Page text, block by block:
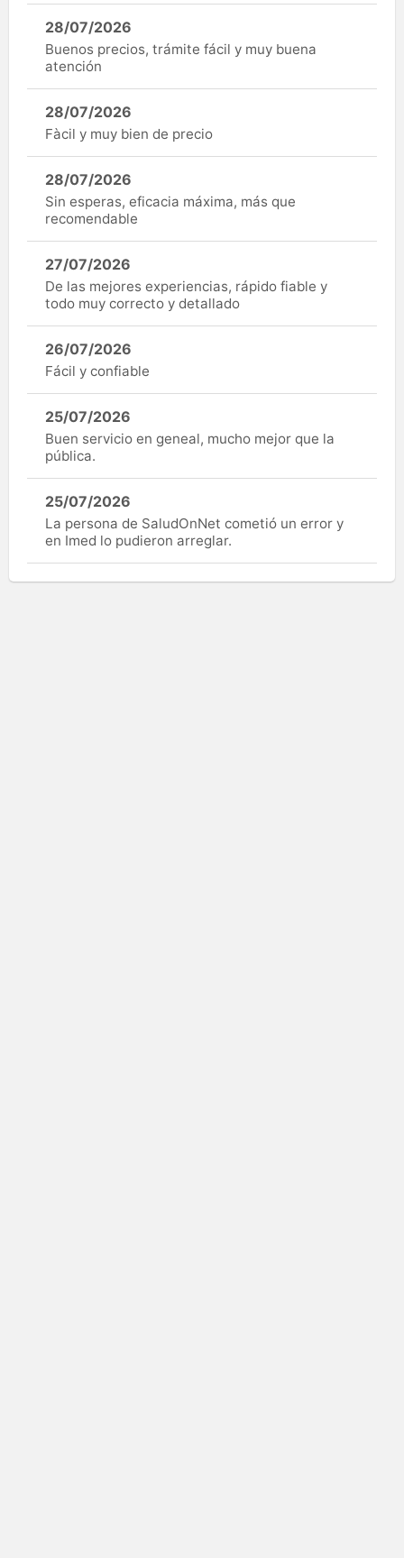
28/07/2026
Buenos precios, trámite fácil y muy buena
atención
28/07/2026
Fàcil y muy bien de precio
28/07/2026
Sin esperas, eficacia máxima, más que
recomendable
27/07/2026
De las mejores experiencias, rápido fiable y
todo muy correcto y detallado
26/07/2026
Fácil y confiable
25/07/2026
Buen servicio en geneal, mucho mejor que la
pública.
25/07/2026
La persona de SaludOnNet cometió un error y
en Imed lo pudieron arreglar.